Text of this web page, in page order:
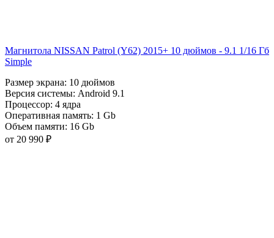
Магнитола NISSAN Patrol (Y62) 2015+ 10 дюймов - 9.1 1/16 Гб
Simple
Размер экрана: 10 дюймов
Версия системы: Android 9.1
Процессор: 4 ядра
Оперативная память: 1 Gb
Объем памяти: 16 Gb
от 20 990 ₽